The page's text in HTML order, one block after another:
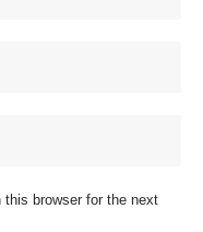
browser for the next